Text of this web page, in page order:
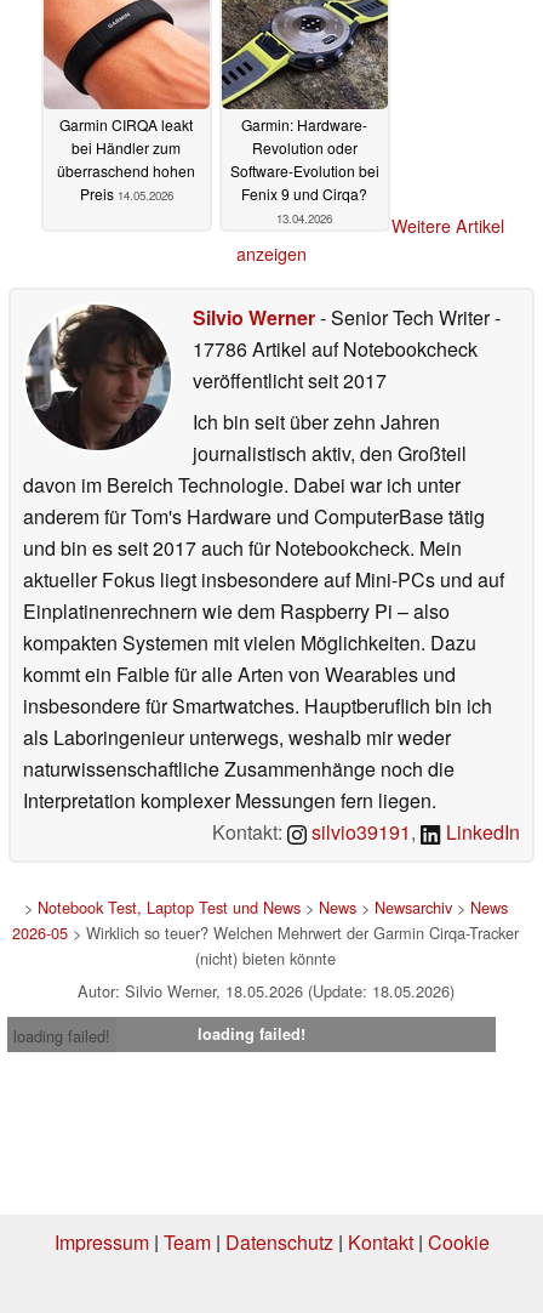
Garmin CIRQA leakt
bei Händler zum
überraschend hohen
Preis 14.05.2026
Garmin: Hardware-
Revolution oder
Software-Evolution bei
Fenix 9 und Cirqa?
13.04.2026
Weitere Artikel
anzeigen
Silvio Werner- Senior Tech Writer-
17786 Artikel auf Notebookcheck
veröffentlichtseit 2017
Ich bin seit über zehn Jahren
journalistisch aktiv, den Großteil
davon im Bereich Technologie. Dabei war ich unter
anderem für Tom's Hardware und ComputerBase tätig
und bin es seit 2017 auch für Notebookcheck. Mein
aktueller Fokus liegt insbesondere auf Mini-PCs und auf
Einplatinenrechnern wie dem Raspberry Pi – also
kompakten Systemen mit vielen Möglichkeiten. Dazu
kommt ein Faible für alle Arten von Wearables und
insbesondere für Smartwatches. Hauptberuflich bin ich
als Laboringenieur unterwegs, weshalb mir weder
naturwissenschaftliche Zusammenhänge noch die
Interpretation komplexer Messungen fern liegen.
Kontakt:
silvio39191, LinkedIn
> Notebook Test, Laptop Test und News> News> Newsarchiv> News
2026-05 > Wirklich so teuer? Welchen Mehrwert der Garmin Cirqa-Tracker
(nicht) bieten könnte
Autor: Silvio Werner, 18.05.2026 (Update: 18.05.2026)
loading failed!
loading failed!
Impressum| Team| Datenschutz| Kontakt| Cookie